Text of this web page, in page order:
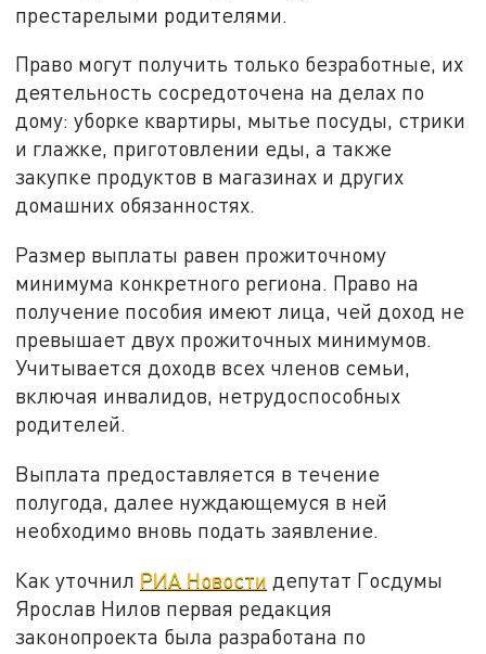
престарелыми родителями.
Право могут получить только безработные, их
деятельность сосредоточена на делах по
дому: уборке квартиры, мытье посуды, стрики
и глажке, приготовлении еды, а также
закупке продуктов в магазинах и других
домашних обязанностях.
Размер выплаты равен прожиточному
минимума конкретного региона. Право на
получение пособия имеют лица, чей доход не
превышает двух прожиточных минимумов.
Учитывается доходв всех членов семьи,
включая инвалидов, нетрудоспособных
родителей.
Выплата предоставляется в течение
полугода, далее нуждающемуся в ней
необходимо вновь подать заявление.
Как уточнил РИА Новости депутат Госдумы
Ярослав Нилов первая редакция
законопроекта была разработана по